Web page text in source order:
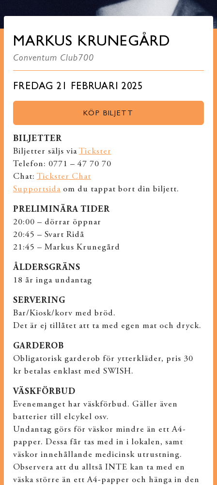
MARKUS KRUNEGÅRD
Conventum Club700
FREDAG 21 FEBRUARI 2025
KÖP BILJETT
BILJETTER
Biljetter säljs via Tickster
Telefon: 0771 – 47 70 70
Chat: Tickster Chat
Supportsidaom du tappat bort din biljett.
PRELIMINÄRA TIDER
20:00 – dörrar öppnar
20:45 – Svart Ridå
21:45 – Markus Krunegård
ÅLDERSGRÄNS
18 år inga undantag
SERVERING
Bar/Kiosk/korv med bröd.
Det är ej tillåtet att ta med egen mat och dryck.
GARDEROB
Obligatorisk garderob för ytterkläder, pris 30
kr betalas enklast med SWISH.
VÄSKFÖRBUD
Evenemanget har väskförbud. Gäller även
batterier till elcykel osv.
Undantag görs för väskor mindre än ett A4-
papper. Dessa får tas med in i lokalen, samt
väskor innehållande medicinsk utrustning.
Observera att du alltså INTE kan ta med en
väska större än ett A4-papper och hänga in den